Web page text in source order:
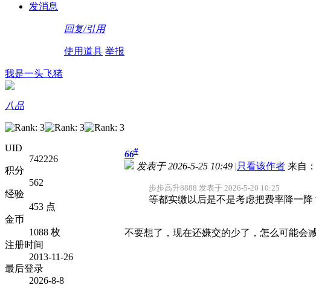
发消息
回复/引用
使用道具 举报
我是一头飞猪
八品
UID
742226
积分
562
经验
453 点
金币
1088 枚
注册时间
2013-11-26
最后登录
2026-8-8
66#
发表于 2026-5-25 10:49 |只看该作者 来自
步步高升8888 发表于 2026-5-20 10:25
等都实缴以后是不是考虑把费率降一降
不要想了，现在还嫌交的少了，怎么可能会